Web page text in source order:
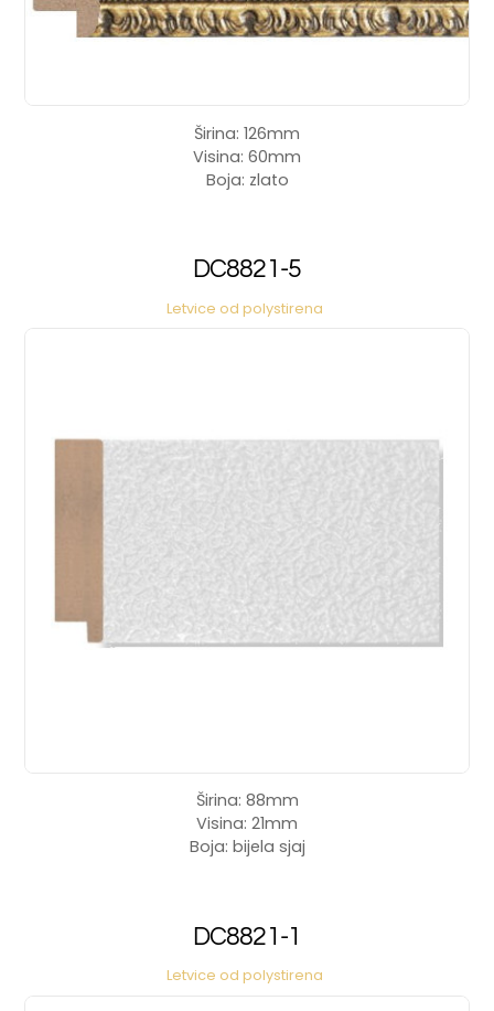
Širina: 126mm
Visina: 60mm
Boja: zlato
DC8821-5
Letvice od polystirena
Širina: 88mm
Visina: 21mm
Boja: bijela sjaj
DC8821-1
Letvice od polystirena